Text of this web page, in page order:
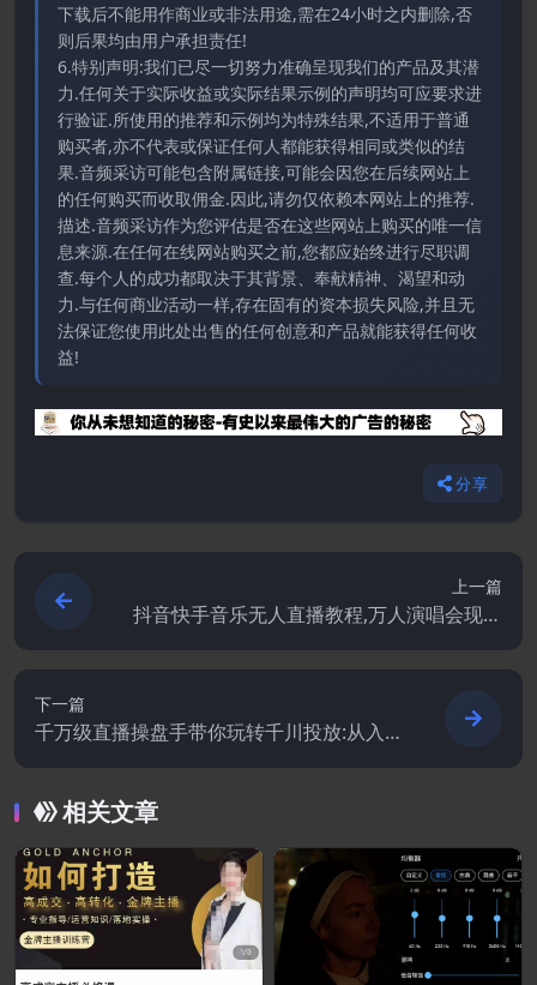
下载后不能用作商业或非法用途,需在24小时之内删除,否
则后果均由用户承担责任!
6.特别声明:我们已尽一切努力准确呈现我们的产品及其潜
力.任何关于实际收益或实际结果示例的声明均可应要求进
行验证.所使用的推荐和示例均为特殊结果,不适用于普通
购买者,亦不代表或保证任何人都能获得相同或类似的结
果.音频采访可能包含附属链接,可能会因您在后续网站上
的任何购买而收取佣金.因此,请勿仅依赖本网站上的推荐.
描述.音频采访作为您评估是否在这些网站上购买的唯一信
息来源.在任何在线网站购买之前,您都应始终进行尽职调
查.每个人的成功都取决于其背景、奉献精神、渴望和动
力.与任何商业活动一样,存在固有的资本损失风险,并且无
法保证您使用此处出售的任何创意和产品就能获得任何收
益!
分享
上一篇
抖音快手音乐无人直播教程,万人演唱会现场
无人直播间（教程+素材）
下一篇
千万级直播操盘手带你玩转千川投放:从入门
到精通,快速掌握核心操作
相关文章